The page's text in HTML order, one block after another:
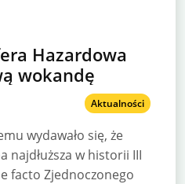
Hazardowa
wokandę
Aktualności
wydawało się, że
najdłuższa w historii III
facto Zjednoczonego